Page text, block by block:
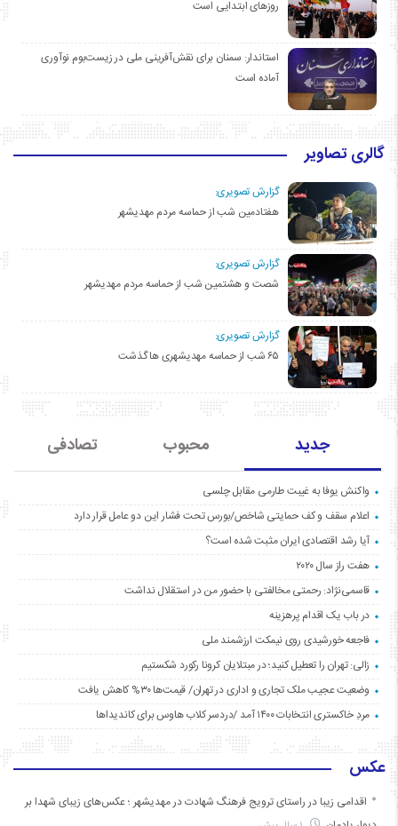
روزهای ابتدایی است
استاندار: سمنان برای نقش‌آفرینی ملی در زیست‌بوم نوآوری
آماده است
گالری تصاویر
گزارش تصویری:
هفتادمین شب از حماسه مردم مهدیشهر
گزارش تصویری:
شصت و هشتمین شب از حماسه مردم مهدیشهر
گزارش تصویری:
۶۵ شب از حماسه مهدیشهری ها گذشت
جدید محبوب تصادفی
واکنش یوفا به غیبت طارمی مقابل چلسی
اعلام سقف و کف حمایتی شاخص/بورس تحت فشار این دو عامل قرار دارد
آیا رشد اقتصادی ایران مثبت شده است؟
هفت راز سال ۲۰۲۰
قاسمی‌نژاد: رحمتی مخالفتی با حضور من در استقلال نداشت
در باب یک اقدام پرهزینه
فاجعه خورشیدی روی نیمکت ارزشمند ملی
زالی: تهران را تعطیل کنید؛ در مبتلایان کرونا رکورد شکستیم
وضعیت عجیب ملک تجاری و اداری در تهران/ قیمت‌ها ۳۰% کاهش یافت
مردِ خاکستری انتخابات ۱۴۰۰ آمد /دردسر کلاب هاوس برای کاندیداها
عکس
اقدامی زیبا در راستای ترویج فرهنگ شهادت در مهدیشهر ؛ عکس‌های زیبای شهدا بر